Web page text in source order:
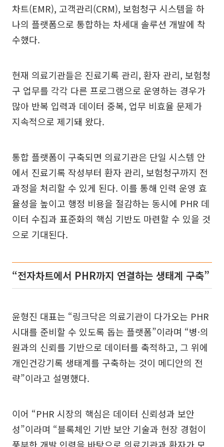
차트(EMR), 고객관리(CRM), 보험청구 시스템을 하
나의 플랫폼으로 통합하는 차세대 솔루션 개발에 착
수했다.
현재 의료기관들은 진료기록 관리, 환자 관리, 보험청
구 업무를 각각 다른 프로그램으로 운영하는 경우가
많아 반복 입력과 데이터 중복, 업무 비효율 문제가
지속적으로 제기돼 왔다.
통합 플랫폼이 구축되면 의료기관은 단일 시스템 안
에서 진료기록 작성부터 환자 관리, 보험청구까지 전
과정을 처리할 수 있게 된다. 이를 통해 인력 운영 효
율성을 높이고 행정 비용을 절감하는 동시에 PHR 데
이터 수집과 표준화의 핵심 기반도 마련할 수 있을 것
으로 기대된다.
“전자차트에서 PHR까지 연결하는 생태계 구축”
윤형진 대표는 “링크닥은 의료기관이 다가오는 PHR
시대를 준비할 수 있도록 돕는 플랫폼”이라며 “병·의
원과의 신뢰를 기반으로 데이터를 축적하고, 그 위에
개인건강기록 생태계를 구축하는 것이 메디안의 전
략”이라고 설명했다.
이어 “PHR 시장의 핵심은 데이터 신뢰성과 보안
성”이라며 “블록체인 기반 보안 기술과 현장 경험이